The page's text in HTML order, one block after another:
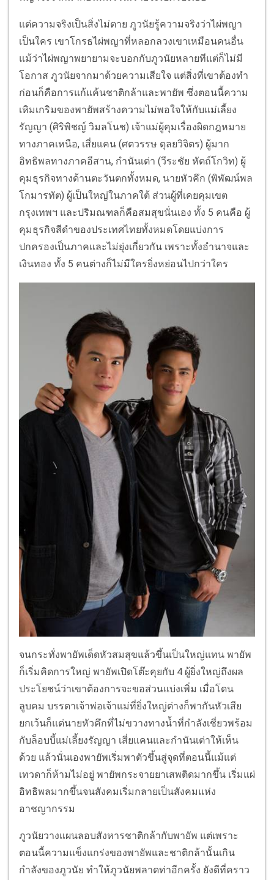
แต่ความจริงเป็นสิ่งไม่ตาย ภูวนัยรู้ความจริงว่าไผ่พญา
เป็นใคร เขาโกรธไผ่พญาที่หลอกลวงเขาเหมือนคนอื่น
แม้ว่าไผ่พญาพยายามจะบอกกับภูวนัยหลายทีแต่ก็ไม่มี
โอกาส ภูวนัยจากมาด้วยความเสียใจ แต่สิ่งที่เขาต้องทำ
ก่อนก็คือการแก้แค้นชาติกล้าและพายัพ ซึ่งตอนนี้ความ
เหิมเกริมของพายัพสร้างความไม่พอใจให้กับแม่เลี้ยง
รัญญา (ศิริพิชญ์ วิมลโนช) เจ้าแม่ผู้คุมเรื่องผิดกฎหมาย
ทางภาคเหนือ, เสี่ยแคน (ศตวรรษ ดุลยวิจิตร) ผู้มาก
อิทธิพลทางภาคอีสาน, กำนันเต่า (วีระชัย หัตถ์โกวิท) ผู้
คุมธุรกิจทางด้านตะวันตกทั้งหมด, นายหัวคึก (พิพัฒน์พล
โกมารทัต) ผู้เป็นใหญ่ในภาคใต้ ส่วนผู้ที่เคยคุมเขต
กรุงเทพฯ และปริมณฑลก็คือสมสุขนั่นเอง ทั้ง 5 คนคือ ผู้
คุมธุรกิจสีดำของประเทศไทยทั้งหมดโดยแบ่งการ
ปกครองเป็นภาคและไม่ยุ่งเกี่ยวกัน เพราะทั้งอำนาจและ
เงินทอง ทั้ง 5 คนต่างก็ไม่มีใครยิ่งหย่อนไปกว่าใคร
จนกระทั่งพายัพเด็ดหัวสมสุขแล้วขึ้นเป็นใหญ่แทน พายัพ
ก็เริ่มคิดการใหญ่ พายัพเปิดโต๊ะคุยกับ 4 ผู้ยิ่งใหญ่ถึงผล
ประโยชน์ว่าเขาต้องการจะขอส่วนแบ่งเพิ่ม เมื่อโดน
ลูบคม บรรดาเจ้าพ่อเจ้าแม่ที่ยิ่งใหญ่ต่างก็พากันหัวเสีย
ยกเว้นก็แต่นายหัวคึกที่ไม่ขวางทางน้ำที่กำลังเชี่ยวพร้อม
กับล็อบบี้แม่เลี้ยงรัญญา เสี่ยแคนและกำนันเต่าให้เห็น
ด้วย แล้วนั่นเองพายัพเริ่มพาตัวขึ้นสู่จุดที่ตอนนี้แม้แต่
เทวดาก็ห้ามไม่อยู่ พายัพกระจายยาเสพติดมากขึ้น เริ่มแผ่
อิทธิพลมากขึ้นจนสังคมเริ่มกลายเป็นสังคมแห่ง
อาชญากรรม
ภูวนัยวางแผนลอบสังหารชาติกล้ากับพายัพ แต่เพราะ
ตอนนี้ความแข็งแกร่งของพายัพและชาติกล้านั้นเกิน
กำลังของภูวนัย ทำให้ภูวนัยพลาดท่าอีกครั้ง ยังดีที่คราว